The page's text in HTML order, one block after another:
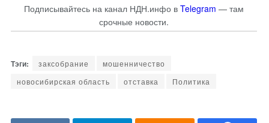
Подписывайтесь на канал НДН.инфо в Telegram — там
срочные новости.
заксобрание
мошенничество
новосибирская область
отставка Политика